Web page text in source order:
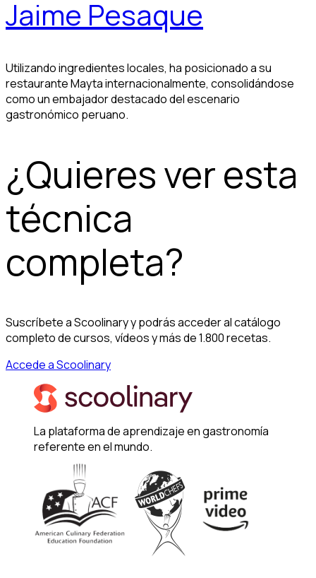
Jaime Pesaque
Utilizando ingredientes locales, ha posicionado a su
restaurante Mayta internacionalmente, consolidándose
como un embajador destacado del escenario
gastronómico peruano.
¿Quieres ver esta
técnica
completa?
Suscríbete a Scoolinary y podrás acceder al catálogo
completo de cursos, vídeos y más de 1.800 recetas.
Accede a Scoolinary
La plataforma de aprendizaje en gastronomía
referente en el mundo.